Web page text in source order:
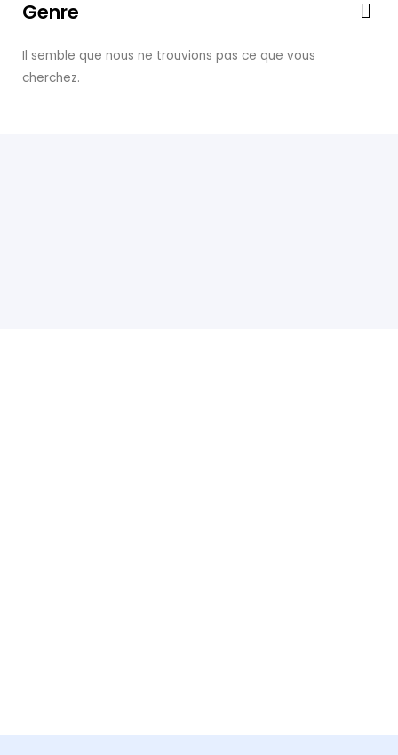
Genre
Il semble que nous ne trouvions pas ce que vous
cherchez.